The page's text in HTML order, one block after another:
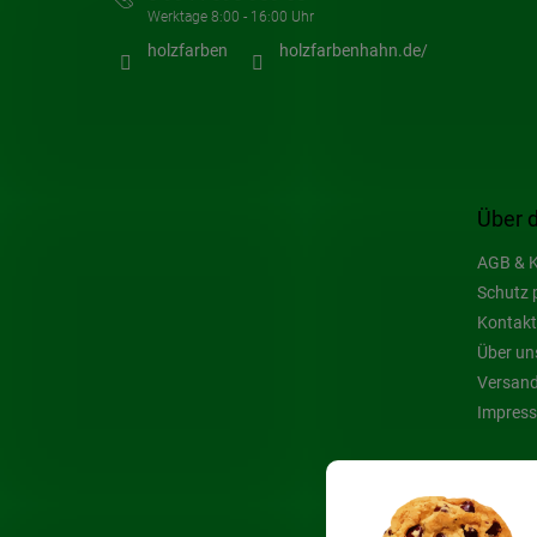
Über
AGB &
Schutz
Kontakt
Über
holzfarben holzfarbenhahn.de/